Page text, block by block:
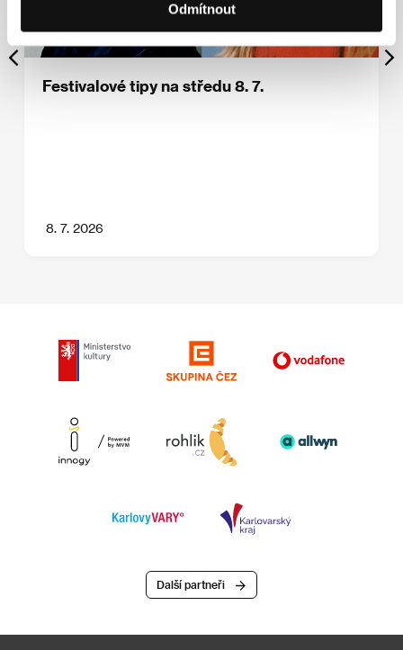
Odmítnout
Festivalové tipy na středu 8. 7.
8. 7. 2026
Další partneři